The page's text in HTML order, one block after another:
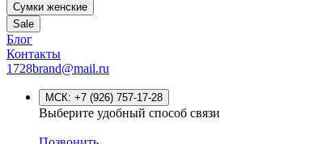
Сумки женские
Sale
Блог
Контакты
1728brand@mail.ru
МСК: +7 (926) 757-17-28
Выберите удобный способ связи